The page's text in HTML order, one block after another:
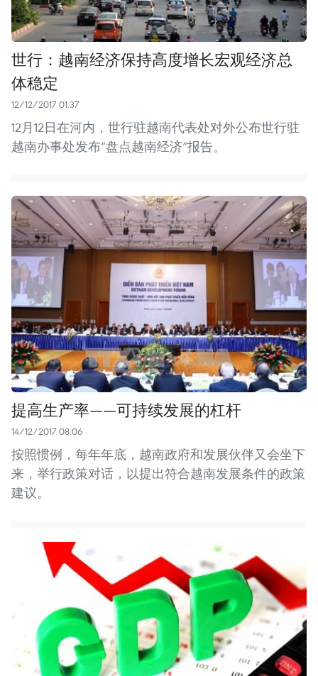
世行：越南经济保持高度增长宏观经济总
体稳定
12/12/2017 01:37
12月12日在河内，世行驻越南代表处对外公布世行驻
越南办事处发布“盘点越南经济”报告。
提高生产率——可持续发展的杠杆
14/12/2017 08:06
按照惯例，每年年底，越南政府和发展伙伴又会坐下
来，举行政策对话，以提出符合越南发展条件的政策
建议。